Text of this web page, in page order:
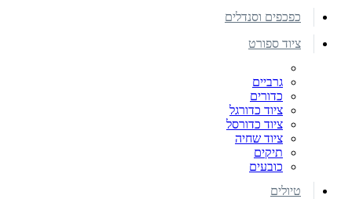
כפכפים וסנדלים
ציוד ספורט
גרביים
כדורים
ציוד כדורגל
ציוד כדורסל
ציוד שחיה
תיקים
כובעים
טיולים